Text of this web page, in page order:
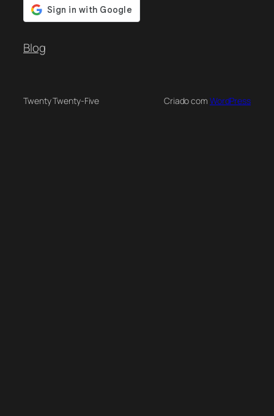
Blog
Twenty Twenty-Five Criado com WordPress